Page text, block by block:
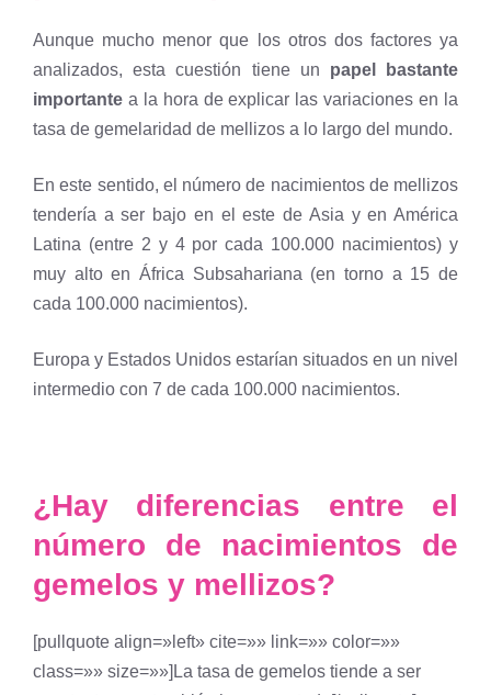
Aunque mucho menor que los otros dos factores ya
analizados, esta cuestión tiene un papel bastante
importante a la hora de explicar las variaciones en la
tasa de gemelaridad de mellizos a lo largo del mundo.
En este sentido, el número de nacimientos de mellizos
tendería a ser bajo en el este de Asia y en América
Latina (entre 2 y 4 por cada 100.000 nacimientos) y
muy alto en África Subsahariana (en torno a 15 de
cada 100.000 nacimientos).
Europa y Estados Unidos estarían situados en un nivel
intermedio con 7 de cada 100.000 nacimientos.
¿Hay diferencias entre el
número de nacimientos de
gemelos y mellizos?
[pullquote align=»left» cite=»» link=»» color=»»
class=»» size=»»]La tasa de gemelos tiende a ser